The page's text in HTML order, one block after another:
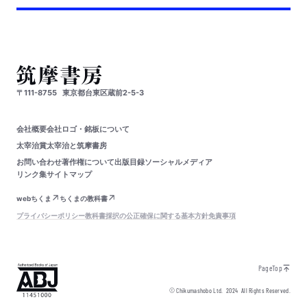
〒111-8755 東京都台東区蔵前2-5-3
会社概要会社ロゴ・銘板について
太宰治賞太宰治と筑摩書房
お問い合わせ著作権について出版目録ソーシャルメディア
リンク集サイトマップ
webちくま
ちくまの教科書
プライバシーポリシー教科書採択の公正確保に関する基本方針免責事項
PageTop
© Chikumashobo Ltd.2024 All Rights Reserved.